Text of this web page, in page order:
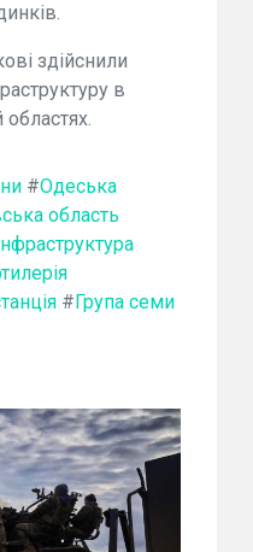
здійснили
в
областях.
#Одеська
область
Інфраструктура
# Група семи